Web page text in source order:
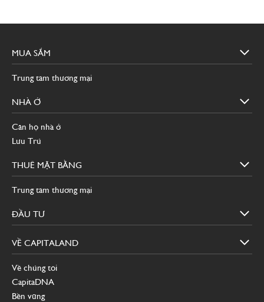
footer
SẮM
MUA SẮM
Trung tâm thương mại
NHÀ
Ở
NHÀ Ở
Căn hộ nhà ở
Lưu Trú
MẶT
BẰNG
THUÊ MẶT BẰNG
Trung tâm thương mại
ĐẦU
TƯ
ĐẦU TƯ
VỀ
CAPITALAND
VỀ CAPITALAND
Về chúng tôi
CapitaDNA
Bền vững